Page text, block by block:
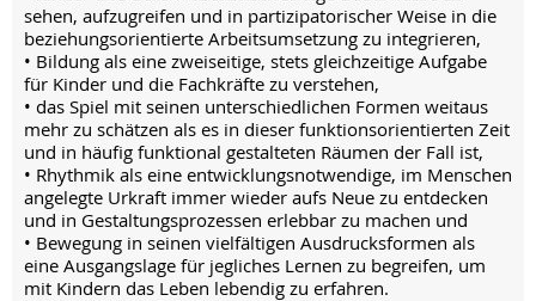
sehen, aufzugreifen und in partizipatorischer Weise in die
beziehungsorientierte Arbeitsumsetzung zu integrieren,
• Bildung als eine zweiseitige, stets gleichzeitige Aufgabe
für Kinder und die Fachkräfte zu verstehen,
• das Spiel mit seinen unterschiedlichen Formen weitaus
mehr zu schätzen als es in dieser funktionsorientierten Zeit
und in häufig funktional gestalteten Räumen der Fall ist,
• Rhythmik als eine entwicklungsnotwendige, im Menschen
angelegte Urkraft immer wieder aufs Neue zu entdecken
und in Gestaltungsprozessen erlebbar zu machen und
• Bewegung in seinen vielfältigen Ausdrucksformen als
eine Ausgangslage für jegliches Lernen zu begreifen, um
mit Kindern das Leben lebendig zu erfahren.